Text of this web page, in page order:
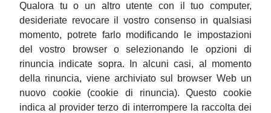
Qualora tu o un altro utente con il tuo computer,
desideriate revocare il vostro consenso in qualsiasi
momento, potrete farlo modificando le impostazioni
del vostro browser o selezionando le opzioni di
rinuncia indicate sopra. In alcuni casi, al momento
della rinuncia, viene archiviato sul browser Web un
nuovo cookie (cookie di rinuncia). Questo cookie
indica al provider terzo di interrompere la raccolta dei